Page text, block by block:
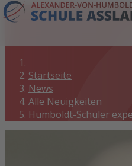
Startseite
News
Alle Neuigkeiten
Humboldt-Schüler